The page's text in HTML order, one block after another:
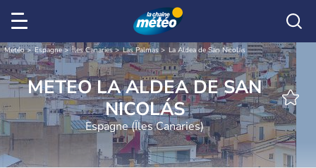
Météo Espagne Îles Canaries Las Palmas La Aldea de San Nicolás
METEO LA ALDEA DE SAN
NICOLÁS
Espagne (Îles Canaries)